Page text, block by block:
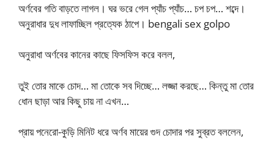
অর্ণবের গতি বাড়তে লাগল। ঘর ভরে গেল প্যাঁচ প্যাঁচ… চপ চপ… শব্দে।
অনুরাধার দুধ লাফাচ্ছিল প্রত্যেক ঠাপে। bengali sex golpo
অনুরাধা অর্ণবের কানের কাছে ফিসফিস করে বলল,
তুই তোর মাকে চোদ… মা তোকে সব দিচ্ছে… লজ্জা করছে… কিন্তু মা তোর
ধোন ছাড়া আর কিছু চায় না এখন…
প্রায় পনেরো-কুড়ি মিনিট ধরে অর্ণব মায়ের গুদ চোদার পর সুব্রত বললেন,